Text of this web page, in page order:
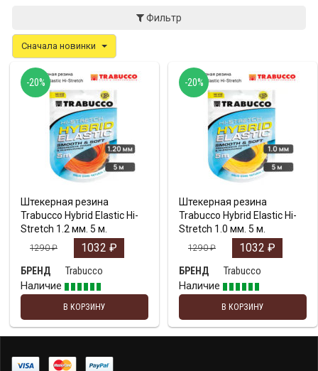
Фильтр
Сначала новинки
Штекерная резина
Trabucco Hybrid Elastic Hi-
Stretch 1.2 мм. 5 м.
1290₽ 1032 ₽
БРЕНД
Trabucco
Наличие
В КОРЗИНУ
-20%
Штекерная резина
Trabucco Hybrid Elastic Hi-
Stretch 1.0 мм. 5 м.
1290₽ 1032 ₽
БРЕНД
Trabucco
Наличие
В КОРЗИНУ
-20%